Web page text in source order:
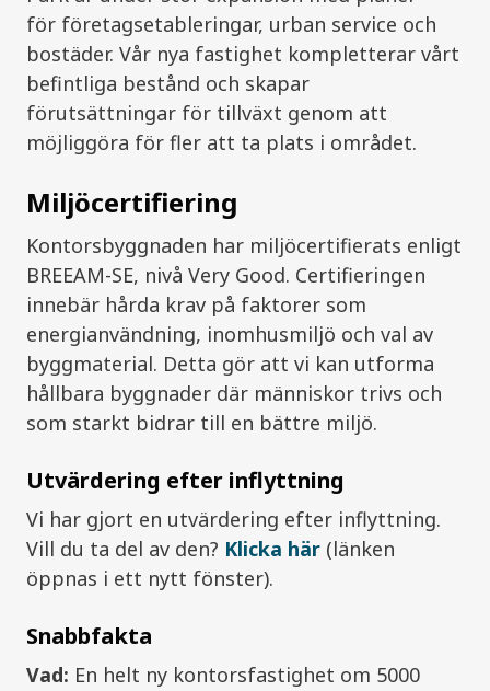
för företagsetableringar, urban service och
bostäder. Vår nya fastighet kompletterar vårt
befintliga bestånd och skapar
förutsättningar för tillväxt genom att
möjliggöra för fler att ta plats i området.
Miljöcertifiering
Kontorsbyggnaden har miljöcertifierats enligt
BREEAM-SE, nivå Very Good. Certifieringen
innebär hårda krav på faktorer som
energianvändning, inomhusmiljö och val av
byggmaterial. Detta gör att vi kan utforma
hållbara byggnader där människor trivs och
som starkt bidrar till en bättre miljö.
Utvärdering efter inflyttning
Vi har gjort en utvärdering efter inflyttning.
Vill du ta del av den? Klicka här (länken
öppnas i ett nytt fönster).
Snabbfakta
Vad: En helt ny kontorsfastighet om 5000